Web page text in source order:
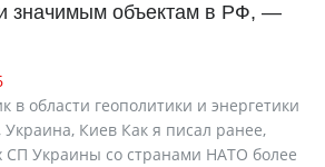
значимым объектам в РФ, —
в области геополитики и энергетики
Киев Как я писал ранее,
Украины со странами НАТО более